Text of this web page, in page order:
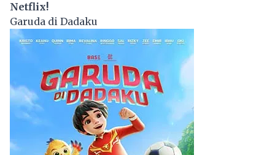
Netflix!
Garuda di Dadaku